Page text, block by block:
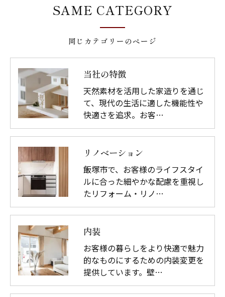
同じカテゴリーのページ
SAME CATEGORY
当社の特徴
天然素材を活用した家造りを通じ
て、現代の生活に適した機能性や
快適さを追求。お客…
リノベーション
飯塚市で、お客様のライフスタイ
ルに合った細やかな配慮を重視し
たリフォーム・リノ…
内装
お客様の暮らしをより快適で魅力
的なものにするための内装変更を
提供しています。壁…